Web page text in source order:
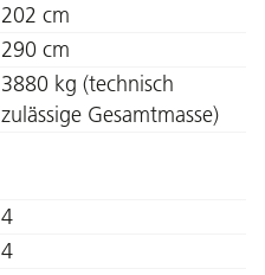
202 cm
290 cm
3880 kg (technisch
zulässige Gesamtmasse)
4
4